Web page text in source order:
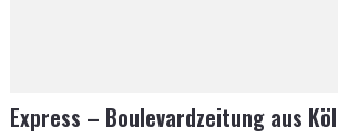
Express – Boulevardzeitung aus